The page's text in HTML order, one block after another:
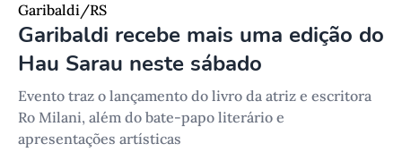
Garibaldi/RS
Garibaldi recebe mais uma edição do
Hau Sarau neste sábado
Evento traz o lançamento do livro da atriz e escritora
Ro Milani, além do bate-papo literário e
apresentações artísticas